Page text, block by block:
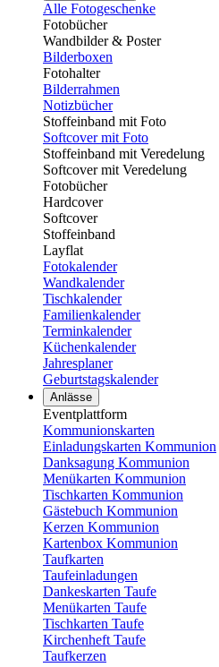
Alle Fotogeschenke
Fotobücher
Wandbilder & Poster
Bilderboxen
Fotohalter
Bilderrahmen
Notizbücher
Stoffeinband mit Foto
Softcover mit Foto
Stoffeinband mit Veredelung
Softcover mit Veredelung
Fotobücher
Hardcover
Softcover
Stoffeinband
Layflat
Fotokalender
Wandkalender
Tischkalender
Familienkalender
Terminkalender
Küchenkalender
Jahresplaner
Geburtstagskalender
Anlässe
Eventplattform
Kommunionskarten
Einladungskarten Kommunion
Danksagung Kommunion
Menükarten Kommunion
Tischkarten Kommunion
Gästebuch Kommunion
Kerzen Kommunion
Kartenbox Kommunion
Taufkarten
Taufeinladungen
Dankeskarten Taufe
Menükarten Taufe
Tischkarten Taufe
Kirchenheft Taufe
Taufkerzen